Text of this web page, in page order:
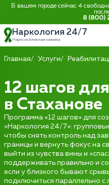
В вашем городе сейчас 4
8 (800)
Наркология 24/7
Наркологическая клиника
Главная Услуги
12 шагов
в Стаханове
Программа «12 шагов» для
«Наркология 24/7»:
чтобы снять контроль над
границы и вернуть фокус на
выйти из чувства вины и
поддерживать правильно и
если у близкого бывают
подключиться параллельно с